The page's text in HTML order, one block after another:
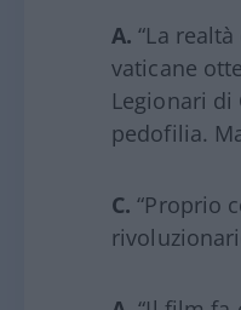
A. “La
vaticane
Legionari
pedofilia.
C. “Proprio